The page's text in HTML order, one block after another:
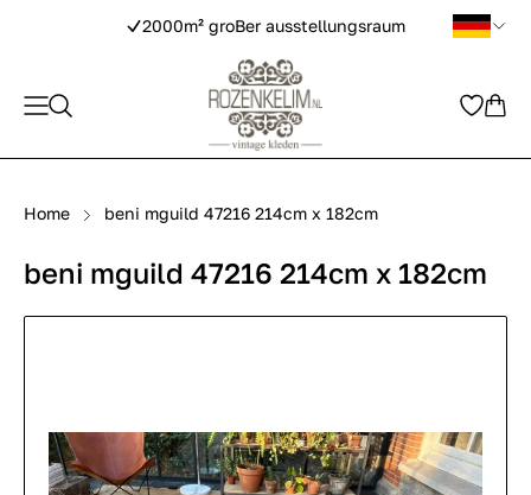
2000m² groBer ausstellungsraum
Home beni mguild 47216 214cm x 182cm
beni mguild 47216 214cm x 182cm